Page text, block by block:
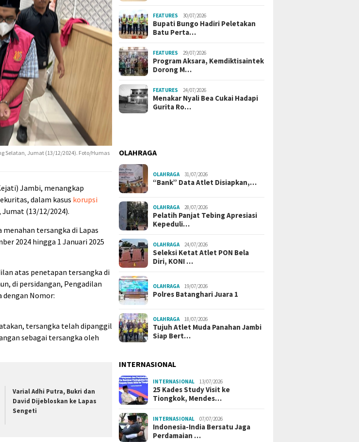
Selatan, Jumat (13/12/2024). Foto/Humas
Jambi, menangkap
dalam kasus korupsi
(13/12/2024).
menahan tersangka di Lapas
2024 hingga 1 Januari 2025
atas penetapan tersangka di
di persidangan, Pengadilan
Nomor:
tersangka telah dipanggil
sebagai tersangka oleh
Varial Adhi Putra, Bukri dan
David Dijebloskan ke Lapas
Sengeti
FEATURES 30/07/2026
Bupati Bungo Hadiri Peletakan
Batu Perta…
FEATURES 29/07/2026
Program Aksara, Kemdiktisaintek
Dorong M…
FEATURES 24/07/2026
Menakar Nyali Bea Cukai Hadapi
Gurita Ro…
OLAHRAGA
OLAHRAGA 31/07/2026
“Bank” Data Atlet Disiapkan,…
OLAHRAGA 28/07/2026
Pelatih Panjat Tebing Apresiasi
Kepeduli…
OLAHRAGA 24/07/2026
Seleksi Ketat Atlet PON Bela
Diri, KONI …
OLAHRAGA 19/07/2026
Polres Batanghari Juara 1
OLAHRAGA 18/07/2026
Tujuh Atlet Muda Panahan Jambi
Siap Bert…
INTERNASIONAL
INTERNASIONAL 13/07/2026
25 Kades Study Visit ke
Tiongkok, Mendes…
INTERNASIONAL 07/07/2026
Indonesia-India Bersatu Jaga
Perdamaian …